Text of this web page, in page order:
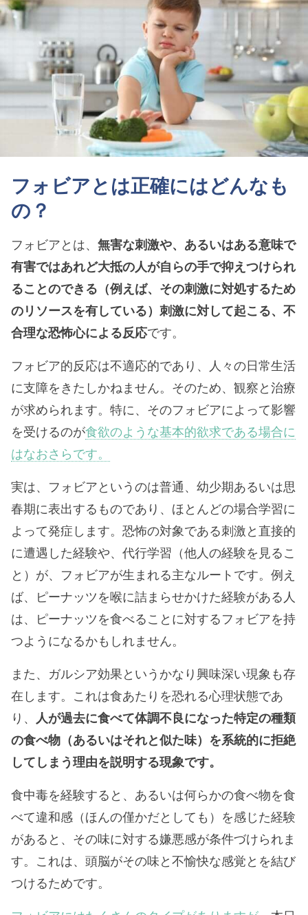
フォビアとは正確にはどんなも
の？
フォビアとは、 無害な刺激や、あるいはある意味で
有害ではあれど大抵の人が自らの手で抑えつけられ
ることのできる（例えば、その刺激に対処するため
のリソースを有している）刺激に対して起こる、不
合理な恐怖心による反応です。
フォビア的反応は不適応的であり、人々の日常生活
に支障をきたしかねません。そのため、観察と治療
が求められます。特に、そのフォビアによって影響
を受けるのが食欲のような基本的欲求である場合に
はなおさらです。
実は、フォビアというのは普通、幼少期あるいは思
春期に表出するものであり、ほとんどの場合学習に
よって発症します。恐怖の対象である刺激と直接的
に遭遇した経験や、代行学習（他人の経験を見るこ
と）が、フォビアが生まれる主なルートです。例え
ば、ピーナッツを喉に詰まらせかけた経験がある人
は、ピーナッツを食べることに対するフォビアを持
つようになるかもしれません。
また、ガルシア効果というかなり興味深い現象も存
在します。これは食あたりを恐れる心理状態であ
り、
人が過去に食べて体調不良になった特定の種類
の食べ物（あるいはそれと似た味）を系統的に拒絶
してしまう理由を説明する現象です。
食中毒を経験すると、あるいは何らかの食べ物を食
べて違和感（ほんの僅かだとしても）を感じた経験
があると、その味に対する嫌悪感が条件づけられま
す。これは、頭脳がその味と不愉快な感覚とを結び
つけるためです。